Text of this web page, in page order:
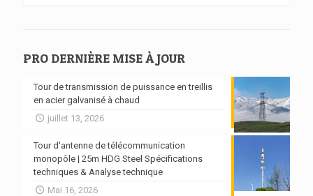
PRO DERNIÈRE MISE À JOUR
Tour de transmission de puissance en treillis
en acier galvanisé à chaud
juillet 13, 2026
Tour d'antenne de télécommunication
monopôle | 25m HDG Steel Spécifications
techniques & Analyse technique
Mai 16, 2026